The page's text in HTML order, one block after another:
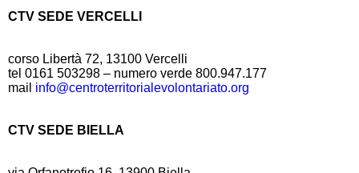
CTV SEDE VERCELLI
corso Libertà 72, 13100 Vercelli
tel 0161 503298 – numero verde 800.947.177
mail info@centroterritorialevolontariato.org
CTV SEDE BIELLA